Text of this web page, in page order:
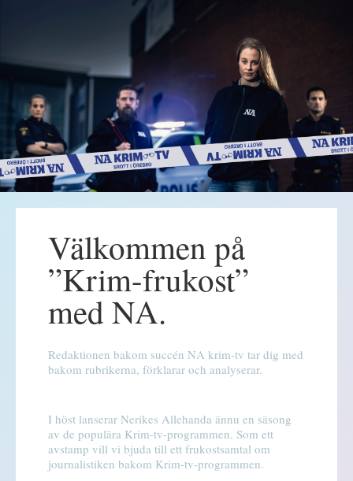
Välkommen på
”Krim-frukost”
med NA.
Redaktionen bakom succén NA krim-tv tar dig med
bakom rubrikerna, förklarar och analyserar.
I höst lanserar Nerikes Allehanda ännu en säsong
av de populära Krim-tv-programmen. Som ett
avstamp vill vi bjuda till ett frukostsamtal om
journalistiken bakom Krim-tv-programmen.